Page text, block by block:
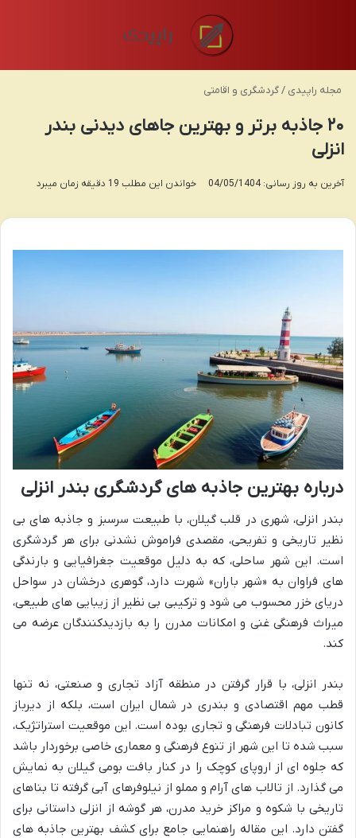
مجله راپیدی /گردشگری و اقامتی
۲۰ جاذبه برتر و بهترین جاهای دیدنی بندر
انزلی
آخرین به روز رسانی: 04/05/1404 خواندن این مطلب 19 دقیقه زمان میبرد
درباره بهترین جاذبه های گردشگری بندر انزلی
بندر انزلی، شهری در قلب گیلان، با طبیعت سرسبز و جاذبه های بی
نظیر تاریخی و تفریحی، مقصدی فراموش نشدنی برای هر گردشگری
است. این شهر ساحلی، که به دلیل موقعیت جغرافیایی و بارندگی
های فراوان به «شهر باران» شهرت دارد، گوهری درخشان در سواحل
دریای خزر محسوب می شود و ترکیبی بی نظیر از زیبایی های طبیعی،
میراث فرهنگی غنی و امکانات مدرن را به بازدیدکنندگان عرضه می
کند.
بندر انزلی، با قرار گرفتن در منطقه آزاد تجاری و صنعتی، نه تنها
قطب مهم اقتصادی و بندری در شمال ایران است، بلکه از دیرباز
کانون تبادلات فرهنگی و تجاری بوده است. این موقعیت استراتژیک،
سبب شده تا این شهر از تنوع فرهنگی و معماری خاصی برخوردار باشد
که جلوه ای از اروپای کوچک را در کنار بافت بومی گیلان به نمایش
می گذارد. از تالاب های آرام و مملو از نیلوفرهای آبی گرفته تا بناهای
تاریخی با شکوه و مراکز خرید مدرن، هر گوشه از انزلی داستانی برای
گفتن دارد. این مقاله راهنمایی جامع برای کشف بهترین جاذبه های